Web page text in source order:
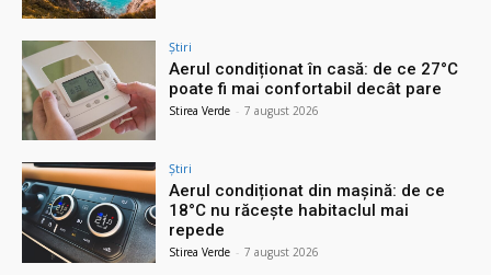
Știri
Aerul condiționat în casă: de ce 27°C
poate fi mai confortabil decât pare
Stirea Verde - 7 august 2026
Știri
Aerul condiționat din mașină: de ce
18°C nu răcește habitaclul mai
repede
Stirea Verde - 7 august 2026